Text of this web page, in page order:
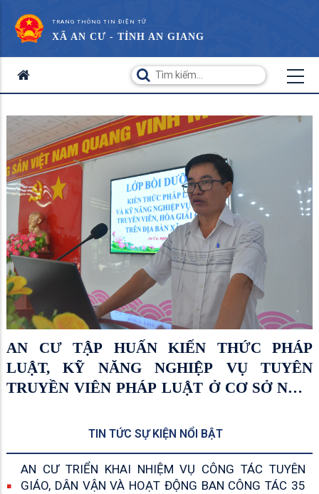
TRANG THÔNG TIN ĐIỆN TỬ
XÃ AN CƯ - TỈNH AN GIANG
AN CƯ TẬP HUẤN KIẾN THỨC PHÁP
LUẬT, KỸ NĂNG NGHIỆP VỤ TUYÊN
TRUYỀN VIÊN PHÁP LUẬT Ở CƠ SỞ NĂM
TIN TỨC SỰ KIỆN NỔI BẬT
AN CƯ TRIỂN KHAI NHIỆM VỤ CÔNG TÁC TUYÊN
GIÁO, DÂN VẬN VÀ HOẠT ĐỘNG BAN CÔNG TÁC 35